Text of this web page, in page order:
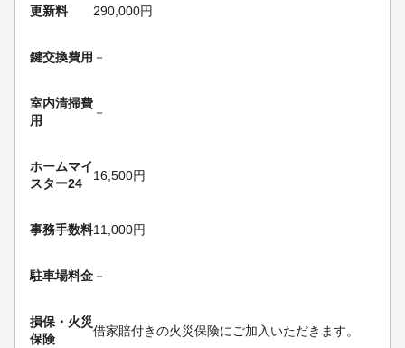
更新料 290,000円
鍵交換費用 －
室内清掃費
用
－
ホームマイ
スター24
16,500円
事務手数料11,000円
駐車場料金 －
損保・ 火災
保険
借家賠付きの火災保険にご加入いただきます。